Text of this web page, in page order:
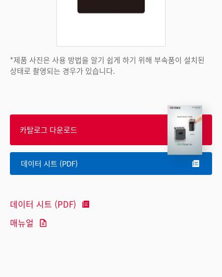
*제품 사진은 사용 방법을 알기 쉽게 하기 위해 부속품이 설치된
상태로 촬영되는 경우가 있습니다.
카탈로그 다운로드
데이터 시트 (PDF)
데이터 시트 (PDF)
매뉴얼